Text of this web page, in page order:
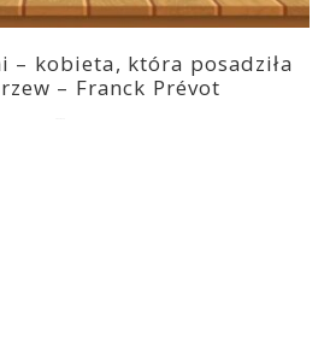
– kobieta, która posadziła
– Franck Prévot